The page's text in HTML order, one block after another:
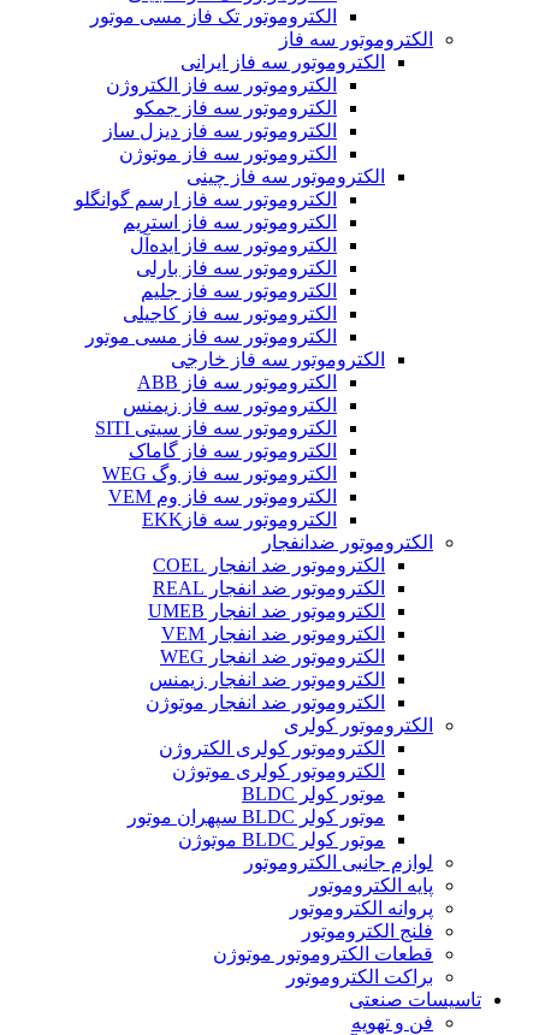
الکتروموتور تک فاز مسی موتور
الکتروموتور سه فاز
الکتروموتور سه فاز ایرانی
الکتروموتور سه فاز الکتروژن
الکتروموتور سه فاز جمکو
الکتروموتور سه فاز دیزل ساز
الکتروموتور سه فاز موتوژن
الکتروموتور سه فاز چینی
الکتروموتور سه فاز ارسم گوانگلو
الکتروموتور سه فاز استریم
الکتروموتور سه فاز ایده‌آل
الکتروموتور سه فاز بارلی
الکتروموتور سه فاز جلیم
الکتروموتور سه فاز کاجیلی
الکتروموتور سه فاز مسی موتور
الکتروموتور سه فاز خارجی
الکتروموتور سه فاز ABB
الکتروموتور سه فاز زیمنس
الکتروموتور سه فاز سیتی SITI
الکتروموتور سه فاز گاماک
الکتروموتور سه فاز وگ WEG
الکتروموتور سه فاز وم VEM
الکتروموتور سه فازEKK
الکتروموتور ضدانفجار
الکتروموتور ضد انفجار COEL
الکتروموتور ضد انفجار REAL
الکتروموتور ضد انفجار UMEB
الکتروموتور ضد انفجار VEM
الکتروموتور ضد انفجار WEG
الکتروموتور ضد انفجار زیمنس
الکتروموتور ضد انفجار موتوژن
الکتروموتور کولری
الکتروموتور کولری الکتروژن
الکتروموتور کولری موتوژن
موتور کولر BLDC
موتور کولر BLDC سپهران موتور
موتور کولر BLDC موتوژن
لوازم جانبی الکتروموتور
پایه الکتروموتور
پروانه الکتروموتور
فلنج الکتروموتور
قطعات الکتروموتور موتوژن
براکت الکتروموتور
تاسیسات صنعتی
فن و تهویه